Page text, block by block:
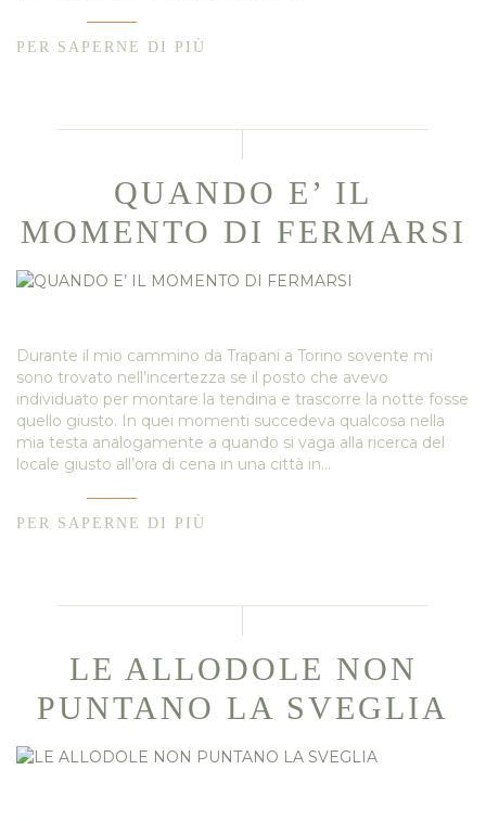
PER SAPERNE DI PIÙ
QUANDO E’ IL
MOMENTO DI FERMARSI
Durante il mio cammino da Trapani a Torino sovente mi
sono trovato nell’incertezza se il posto che avevo
individuato per montare la tendina e trascorre la notte fosse
quello giusto. In quei momenti succedeva qualcosa nella
mia testa analogamente a quando si vaga alla ricerca del
locale giusto all’ora di cena in una città in…
PER SAPERNE DI PIÙ
LE ALLODOLE NON
PUNTANO LA SVEGLIA